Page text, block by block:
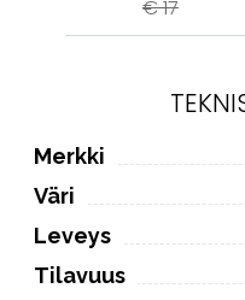
€ 17
Merkki
Väri
Leveys
Tilavuus